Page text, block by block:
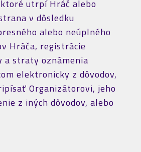
utrpí Hráč alebo
v dôsledku
alebo neúplného
Hráča, registrácie
a straty oznámenia
elektronicky z dôvodov,
Organizátorovi, jeho
z iných dôvodov, alebo